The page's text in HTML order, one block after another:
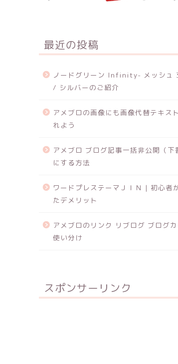
最近の投稿
ノードグリーン Infinity- メッシュ
/ シルバーのご紹介
アメブロの画像にも画像代替テキス
れよう
アメブロ ブログ記事一括非公開（下
にする方法
ワードプレステーマＪＩＮ | 初心者
たデメリット
アメブロのリンク リブログ ブログ
使い分け
スポンサーリンク